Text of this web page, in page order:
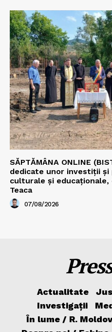
SĂPTĂMÂNA ONLINE
dedicate unor investiții și
culturale și educaționale,
Teaca
07/08/2026
Actualitate
Investigații
În lume / R.